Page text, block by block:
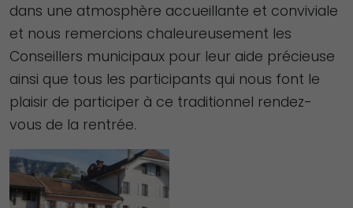
dans une atmosphère accueillante et conviviale
et nous remercions chaleureusement les
Conseillers municipaux pour leur aide précieuse
ainsi que tous les participants qui nous font le
plaisir de participer à ce traditionnel rendez-
vous de la rentrée.